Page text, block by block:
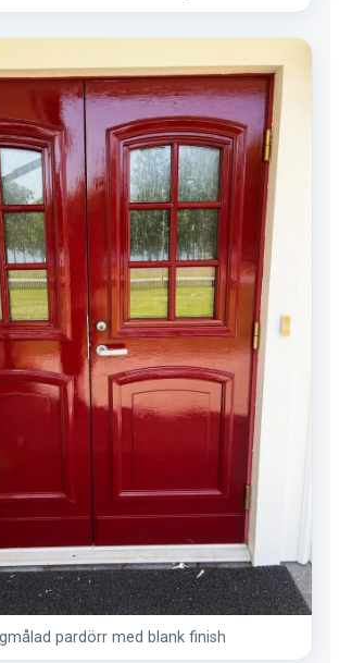
pardörr med blank finish